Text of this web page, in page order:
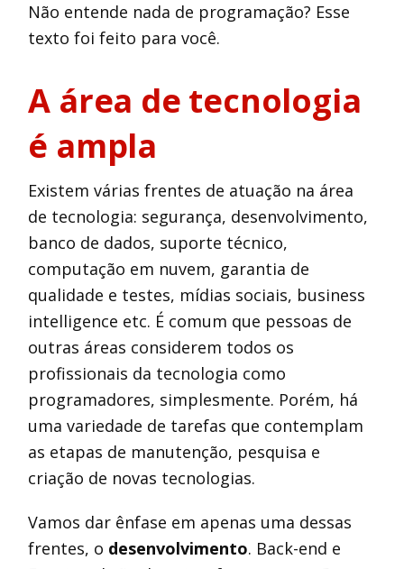
Não entende nada de programação? Esse
texto foi feito para você.
A área de tecnologia
é ampla
Existem várias frentes de atuação na área
de tecnologia: segurança, desenvolvimento,
banco de dados, suporte técnico,
computação em nuvem, garantia de
qualidade e testes, mídias sociais, business
intelligence etc. É comum que pessoas de
outras áreas considerem todos os
profissionais da tecnologia como
programadores, simplesmente. Porém, há
uma variedade de tarefas que contemplam
as etapas de manutenção, pesquisa e
criação de novas tecnologias.
Vamos dar ênfase em apenas uma dessas
frentes, o desenvolvimento. Back-end e